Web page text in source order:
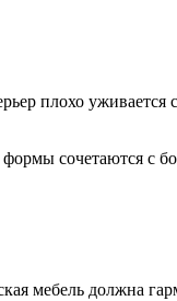
плохо уживается
сочетаются с
мебель должна